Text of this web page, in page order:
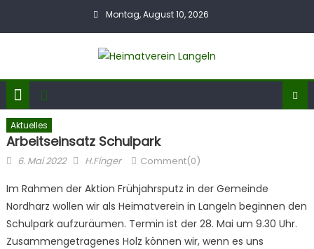
Montag, August 10, 2026
Aktuelles
Arbeitseinsatz Schulpark
Posted
6. Mai 2022 Author
H.Finger Comment(0)
Im Rahmen der Aktion Frühjahrsputz in der Gemeinde
Nordharz wollen wir als Heimatverein in Langeln beginnen den
Schulpark aufzuräumen. Termin ist der 28. Mai um 9.30 Uhr.
Zusammengetragenes Holz können wir, wenn es uns